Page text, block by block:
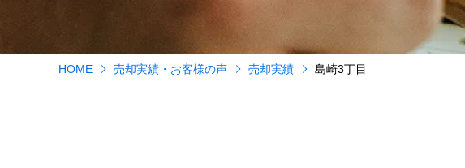
HOME 売却実績・お客様の声 売却実績 島崎3丁目